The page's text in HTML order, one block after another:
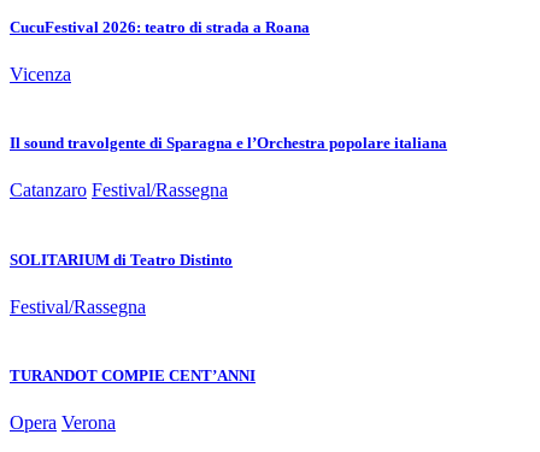
CucuFestival 2026: teatro di strada a Roana
Vicenza
Il sound travolgente di Sparagna e l’Orchestra popolare italiana
Catanzaro Festival/Rassegna
SOLITARIUM di Teatro Distinto
Festival/Rassegna
TURANDOT COMPIE CENT’ANNI
Opera Verona